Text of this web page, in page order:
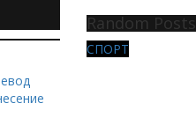
Random Posts
СПОРТ